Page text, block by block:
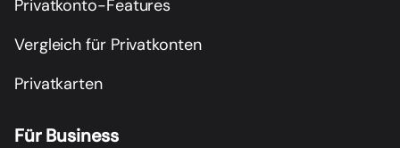
Privatkonto-Features
Vergleich für Privatkonten
Privatkarten
Für Business